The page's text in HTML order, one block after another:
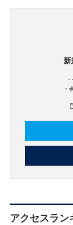
新
・
アクセスラン